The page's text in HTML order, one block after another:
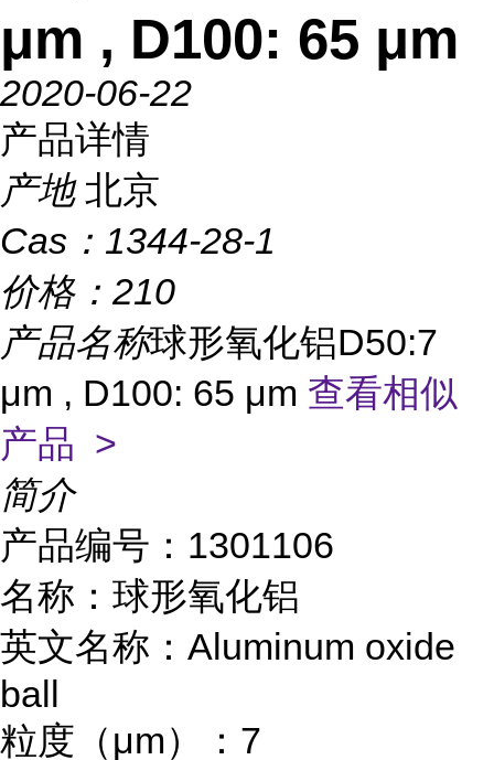
μm , D100: 65 μm
2020-06-22
产品详情
产地 北京
Cas： 1344-28-1
价格： 210
产品名称球形氧化铝D50:7
μm , D100: 65 μm 查看相似
产品 >
简介
产品编号：1301106
名称：球形氧化铝
英文名称：Aluminum oxide
ball
粒度（μm）：7